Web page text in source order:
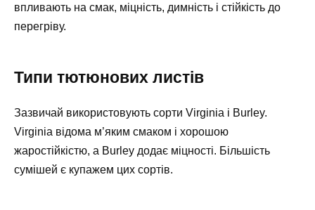
впливають на смак, міцність, димність і стійкість до
перегріву.
Типи тютюнових листів
Зазвичай використовують сорти Virginia і Burley.
Virginia відома м’яким смаком і хорошою
жаростійкістю, а Burley додає міцності. Більшість
сумішей є купажем цих сортів.